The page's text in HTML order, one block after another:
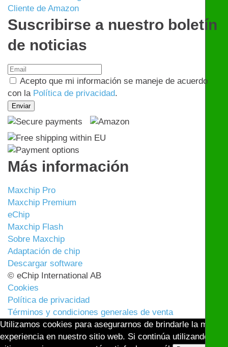
Cliente de Amazon
Suscribirse a nuestro boletín
de noticias
Acepto que mi información se maneje de acuerdo
con la Política de privacidad.
Más información
Maxchip Pro
Maxchip Premium
eChip
Maxchip Flash
Sobre Maxchip
Adaptación de chip
Descargar software
© eChip International AB
Cookies
Política de privacidad
Términos y condiciones generales de venta
Utilizamos cookies para asegurarnos de brindarle la mejor
experiencia en nuestro sitio web. Si continúa utilizando este